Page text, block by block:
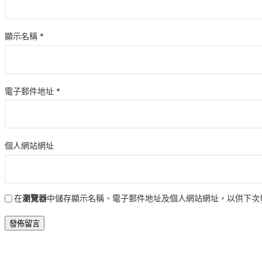
顯示名稱 *
電子郵件地址 *
個人網站網址
在瀏覽器中儲存顯示名稱、電子郵件地址及個人網站網址，以供下次